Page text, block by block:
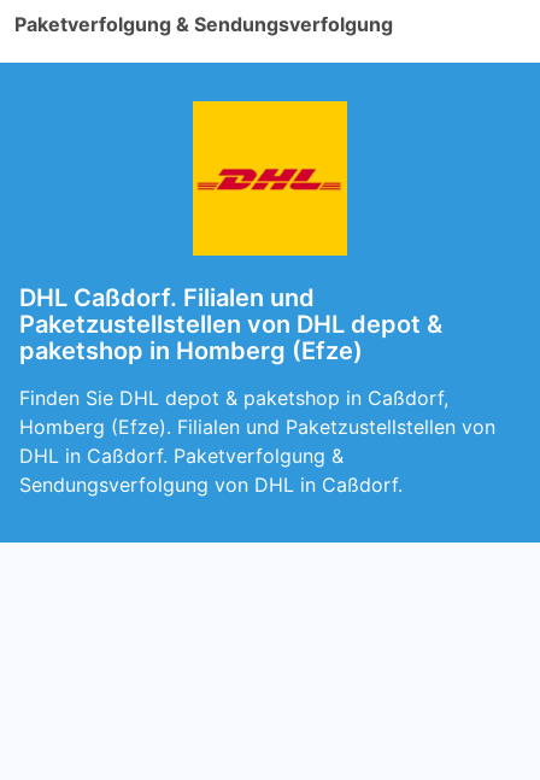
Paketverfolgung & Sendungsverfolgung
DHL Caßdorf. Filialen und
Paketzustellstellen von DHL depot &
paketshop in Homberg (Efze)
Finden Sie DHL depot & paketshop in Caßdorf,
Homberg (Efze). Filialen und Paketzustellstellen von
DHL in Caßdorf. Paketverfolgung &
Sendungsverfolgung von DHL in Caßdorf.